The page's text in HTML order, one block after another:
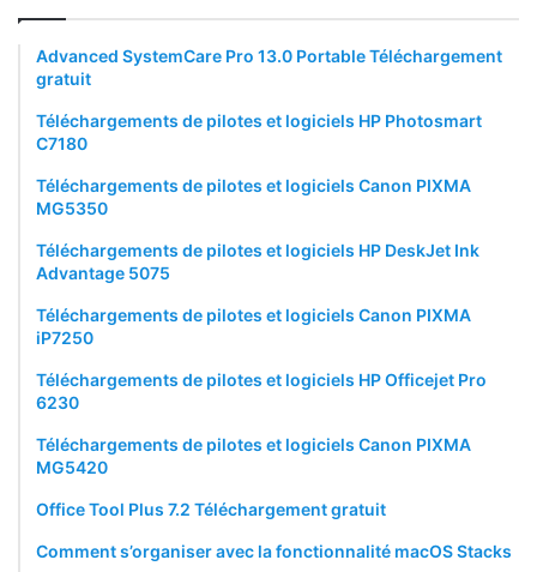
Advanced SystemCare Pro 13.0 Portable Téléchargement
gratuit
Téléchargements de pilotes et logiciels HP Photosmart
C7180
Téléchargements de pilotes et logiciels Canon PIXMA
MG5350
Téléchargements de pilotes et logiciels HP DeskJet Ink
Advantage 5075
Téléchargements de pilotes et logiciels Canon PIXMA
iP7250
Téléchargements de pilotes et logiciels HP Officejet Pro
6230
Téléchargements de pilotes et logiciels Canon PIXMA
MG5420
Office Tool Plus 7.2 Téléchargement gratuit
Comment s’organiser avec la fonctionnalité macOS Stacks